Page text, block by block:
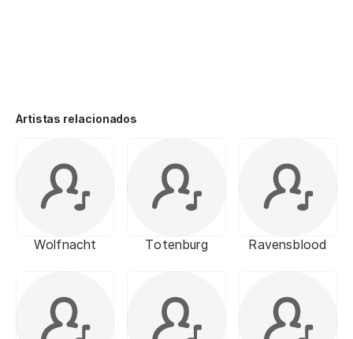
Artistas relacionados
Wolfnacht Totenburg Ravensblood